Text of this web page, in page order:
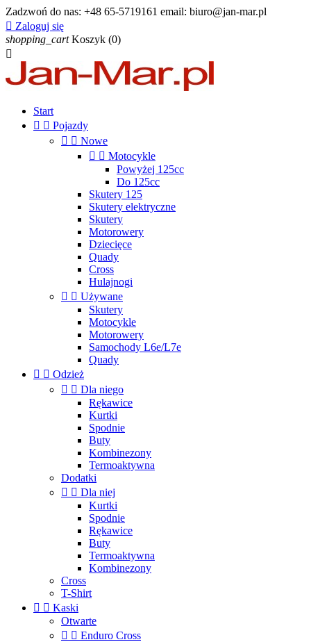
Zadzwoń do nas: +48 65-5719161 email: biuro@jan-mar.pl
 Zaloguj się
shopping_cart Koszyk (0)

Start
  Pojazdy
  Nowe
  Motocykle
Powyżej 125cc
Do 125cc
Skutery 125
Skutery elektryczne
Skutery
Motorowery
Dziecięce
Quady
Cross
Hulajnogi
  Używane
Skutery
Motocykle
Motorowery
Samochody L6e/L7e
Quady
  Odzież
  Dla niego
Rękawice
Kurtki
Spodnie
Buty
Kombinezony
Termoaktywna
Dodatki
  Dla niej
Kurtki
Spodnie
Rękawice
Buty
Termoaktywna
Kombinezony
Cross
T-Shirt
  Kaski
Otwarte
  Enduro Cross